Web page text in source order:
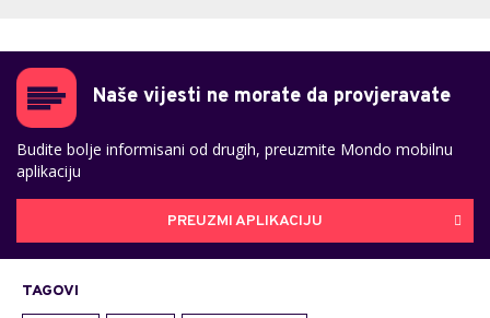
Naše vijesti ne morate da provjeravate
Budite bolje informisani od drugih, preuzmite Mondo mobilnu
aplikaciju
PREUZMI APLIKACIJU
TAGOVI